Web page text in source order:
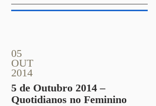
05
OUT
2014
5 de Outubro 2014 –
Quotidianos no Feminino